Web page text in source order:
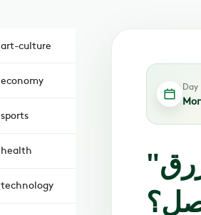
art-culture
economy
sports
health
technology
Day